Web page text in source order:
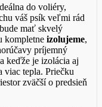
do voliéry,
váš psík veľmi rád
mať skvelý
kompletne izolujeme,
príjemný
keďže je izolácia aj
viac tepla. Priečku
zväčší o predsieň